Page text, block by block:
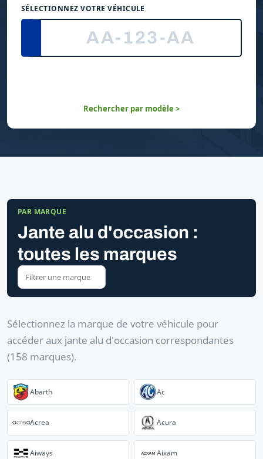
SÉLECTIONNEZ VOTRE VÉHICULE
Rechercher par modèle >
PAR MARQUE
Jante alu d'occasion :
toutes les marques
Sélectionnez la marque de votre véhicule pour
accéder aux jante alu d'occasion correspondantes
(158 marques).
Abarth Ac
Acrea Acura
Aiways Aixam